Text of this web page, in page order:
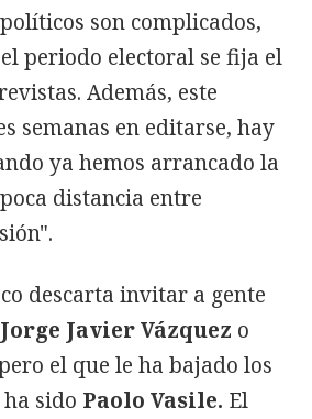
son complicados,
periodo electoral se fija el
Además, este
semanas en editarse, hay
ya hemos arrancado la
distancia entre
descarta invitar a gente
Jorge Javier Vázquez o
el que le ha bajado los
sido Paolo Vasile. El